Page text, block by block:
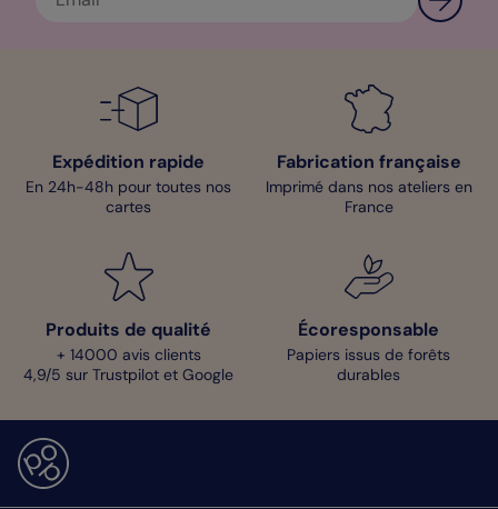
Expédition rapide
En 24h-48h pour toutes nos
cartes
Fabrication française
Imprimé dans nos ateliers en
France
Produits de qualité
+ 14000 avis clients
4,9/5 sur Trustpilot et Google
Écoresponsable
Papiers issus de forêts
durables